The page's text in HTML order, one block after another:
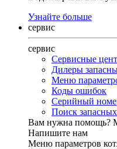
Узнайте больше
сервис
сервис
Сервисные
Дилеры
Меню
Коды ошибок
Серийный
Поиск запасных
Вам нужна помощь?
Напишите нам
Меню параметров